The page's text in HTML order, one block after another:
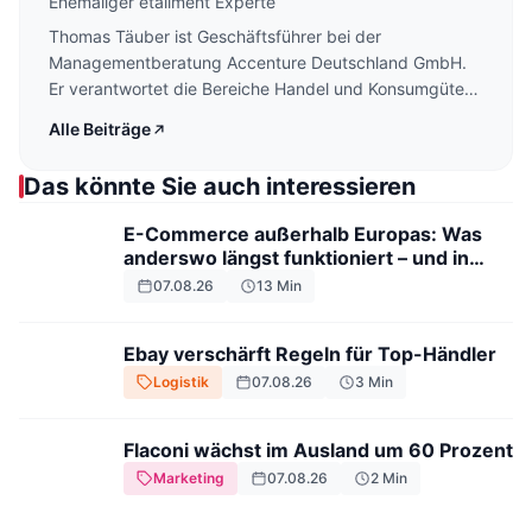
Das könnte Sie auch interessieren
E-Commerce außerhalb Europas: Was
anderswo längst funktioniert – und in
Deutschland (noch) nicht
07.08.26 13 Min
Ebay verschärft Regeln für Top-Händler
Logistik 07.08.26 3 Min
Flaconi wächst im Ausland um 60 Prozent
Marketing 07.08.26 2 Min
Thomas Täuber ist Geschäftsführer bei der
Managementberatung Accenture Deutschland GmbH.
Er verantwortet die Bereiche Handel und Konsumgüter
Täuber ist Mit-Herausgeber und Mit-Autor des
schreibt regelmäßig für den "Etailment Expertenrat".
Alle Beiträge